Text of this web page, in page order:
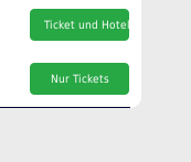
Ticket und Hotel
Nur Tickets